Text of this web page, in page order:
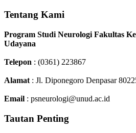
Tentang Kami
Program Studi Neurologi Fakultas
Udayana
Telepon : (0361) 223867
Alamat : Jl. Diponegoro Denpasar
Email : psneurologi@unud.ac.id
Tautan Penting